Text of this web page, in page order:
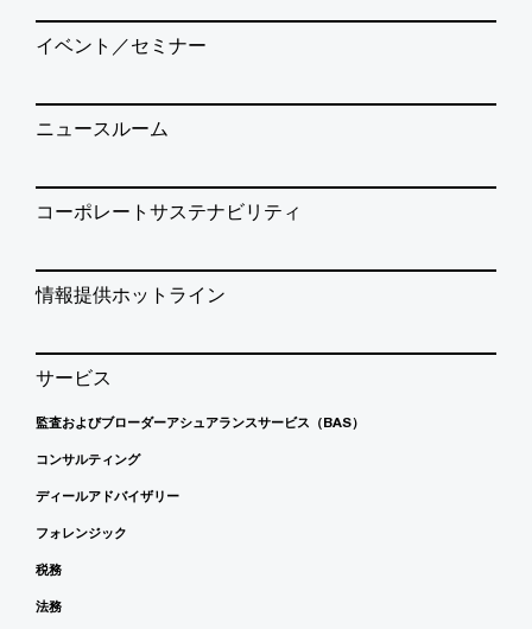
イベント／セミナー
ニュースルーム
コーポレートサステナビリティ
情報提供ホットライン
サービス
監査およびブローダーアシュアランスサービス（BAS）
コンサルティング
ディールアドバイザリー
フォレンジック
税務
法務